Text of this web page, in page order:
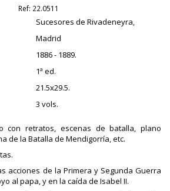
Ref: 22.0511
Sucesores de Rivadeneyra,
Madrid
1886 - 1889.
1ª ed.
21.5x29.5.
3 vols.
con retratos, escenas de batalla, plano
de la Batalla de Mendigorría, etc.
acciones de la Primera y Segunda Guerra
al papa, y en la caída de Isabel II.